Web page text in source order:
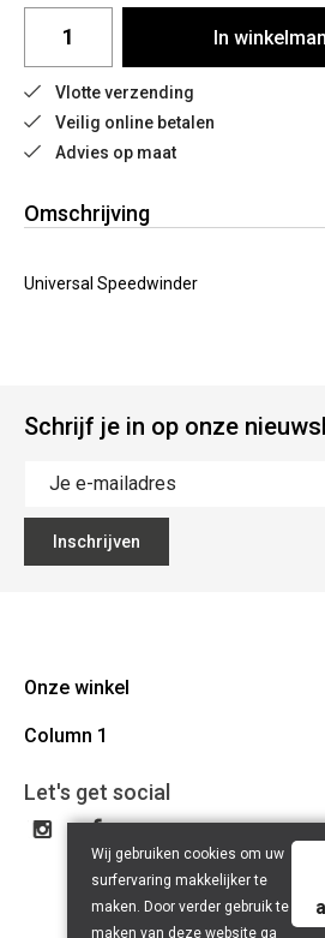
In
Vlotte verzending
Veilig online betalen
Advies op maat
Omschrijving
Universal Speedwinder
Schrijf je in op onze
Inschrijven
Onze winkel
Mallebergplaats 13 - 8000 Brugge
050/33 25 75
BE 0648.822.409
Column 1
Cadeaubon
Let's get social
Wij gebruiken cookies om uw
surfervaring makkelijker te
maken. Door verder gebruik te
maken van deze website ga